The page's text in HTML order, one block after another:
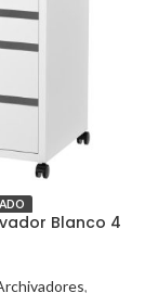
Blanco 4
,